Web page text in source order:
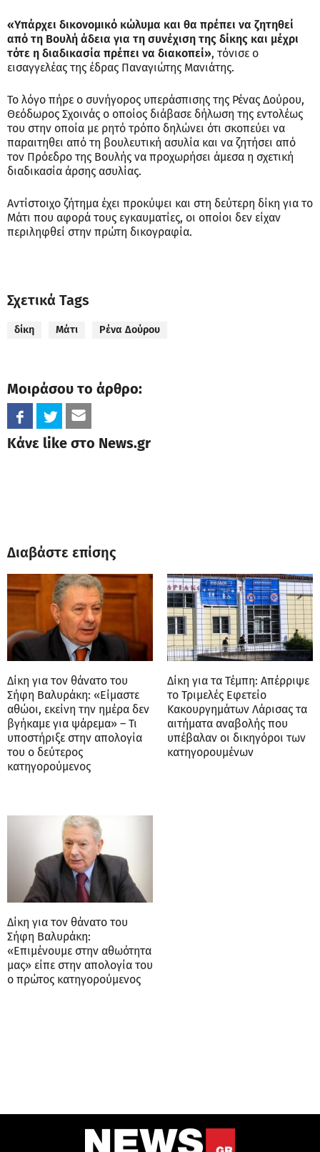
«Υπάρχει δικονομικό κώλυμα και θα πρέπει να ζητηθεί
από τη Βουλή άδεια για τη συνέχιση της δίκης και μέχρι
τότε η διαδικασία πρέπει να διακοπεί», τόνισε ο
εισαγγελέας της έδρας Παναγιώτης Μανιάτης.
Το λόγο πήρε ο συνήγορος υπεράσπισης της Ρένας Δούρου,
Θεόδωρος Σχοινάς ο οποίος διάβασε δήλωση της εντολέως
του στην οποία με ρητό τρόπο δηλώνει ότι σκοπεύει να
παραιτηθει από τη βουλευτική ασυλία και να ζητήσει από
τον Πρόεδρο της Βουλής να προχωρήσει άμεσα η σχετική
διαδικασία άρσης ασυλίας.
Αντίστοιχο ζήτημα έχει προκύψει και στη δεύτερη δίκη για το
Μάτι που αφορά τους εγκαυματίες, οι οποίοι δεν είχαν
περιληφθεί στην πρώτη δικογραφία.
Σχετικά Tags
δίκη Μάτι Ρένα Δούρου
Μοιράσου το άρθρο:
Κάνε like στο News.gr
Διαβάστε επίσης
Δίκη για τον θάνατο του
Σήφη Βαλυράκη: «Είμαστε
αθώοι, εκείνη την ημέρα δεν
βγήκαμε για ψάρεμα» – Τι
υποστήριξε στην απολογία
του ο δεύτερος
κατηγορούμενος
Δίκη για τα Τέμπη: Απέρριψε
το Τριμελές Εφετείο
Κακουργημάτων Λάρισας τα
αιτήματα αναβολής που
υπέβαλαν οι δικηγόροι των
κατηγορουμένων
Δίκη για τον θάνατο του
Σήφη Βαλυράκη:
«Επιμένουμε στην αθωότητα
μας» είπε στην απολογία του
ο πρώτος κατηγορούμενος